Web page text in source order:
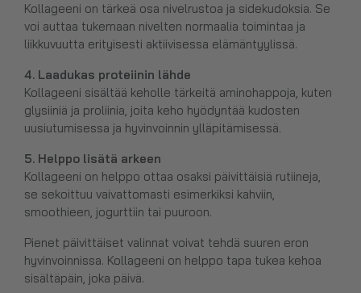
Kollageeni on tärkeä osa nivelrustoa ja sidekudoksia. Se
voi auttaa tukemaan nivelten normaalia toimintaa ja
liikkuvuutta erityisesti aktiivisessa elämäntyylissä.
4. Laadukas proteiinin lähde
Kollageeni sisältää keholle tärkeitä aminohappoja, kuten
glysiiniä ja proliinia, joita keho hyödyntää kudosten
uusiutumisessa ja hyvinvoinnin ylläpitämisessä.
5. Helppo lisätä arkeen
Kollageeni on helppo ottaa osaksi päivittäisiä rutiineja,
se sekoittuu vaivattomasti esimerkiksi kahviin,
smoothieen, jogurttiin tai puuroon.
Pienet päivittäiset valinnat voivat tehdä suuren eron
hyvinvoinnissa. Kollageeni on helppo tapa tukea kehoa
sisältäpäin, joka päivä.